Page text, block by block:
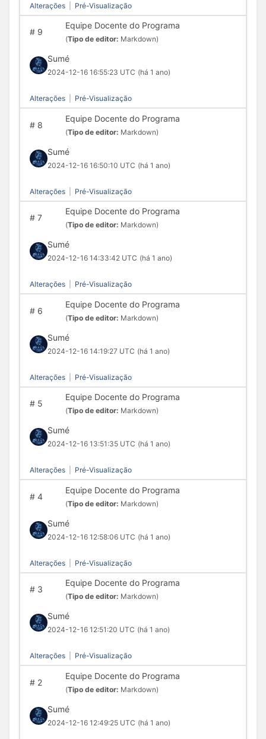
Alterações Pré-Visualização
#9
Equipe Docente do Programa
(Tipo de editor: Markdown)
Sumé
2024-12-16 16:55:23 UTC (há 1 ano)
Alterações Pré-Visualização
#8
Equipe Docente do Programa
(Tipo de editor: Markdown)
Sumé
2024-12-16 16:50:10 UTC (há 1 ano)
Alterações Pré-Visualização
#7
Equipe Docente do Programa
(Tipo de editor: Markdown)
Sumé
2024-12-16 14:33:42 UTC (há 1 ano)
Alterações Pré-Visualização
#6
Equipe Docente do Programa
(Tipo de editor: Markdown)
Sumé
2024-12-16 14:19:27 UTC (há 1 ano)
Alterações Pré-Visualização
#5
Equipe Docente do Programa
(Tipo de editor: Markdown)
Sumé
2024-12-16 13:51:35 UTC (há 1 ano)
Alterações Pré-Visualização
#4
Equipe Docente do Programa
(Tipo de editor: Markdown)
Sumé
2024-12-16 12:58:06 UTC (há 1 ano)
Alterações Pré-Visualização
#3
Equipe Docente do Programa
(Tipo de editor: Markdown)
Sumé
2024-12-16 12:51:20 UTC (há 1 ano)
Alterações Pré-Visualização
#2
Equipe Docente do Programa
(Tipo de editor: Markdown)
Sumé
2024-12-16 12:49:25 UTC (há 1 ano)